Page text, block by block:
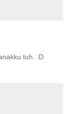
tuh. :D